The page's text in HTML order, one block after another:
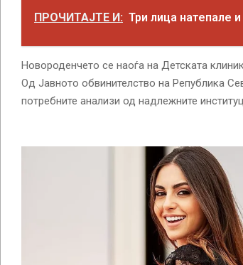
ПРОЧИТАЈТЕ И: Три лица натепале
Новороденчето се наоѓа на Детската
Од Јавното обвинителство на Република
потребните анализи од надлежните